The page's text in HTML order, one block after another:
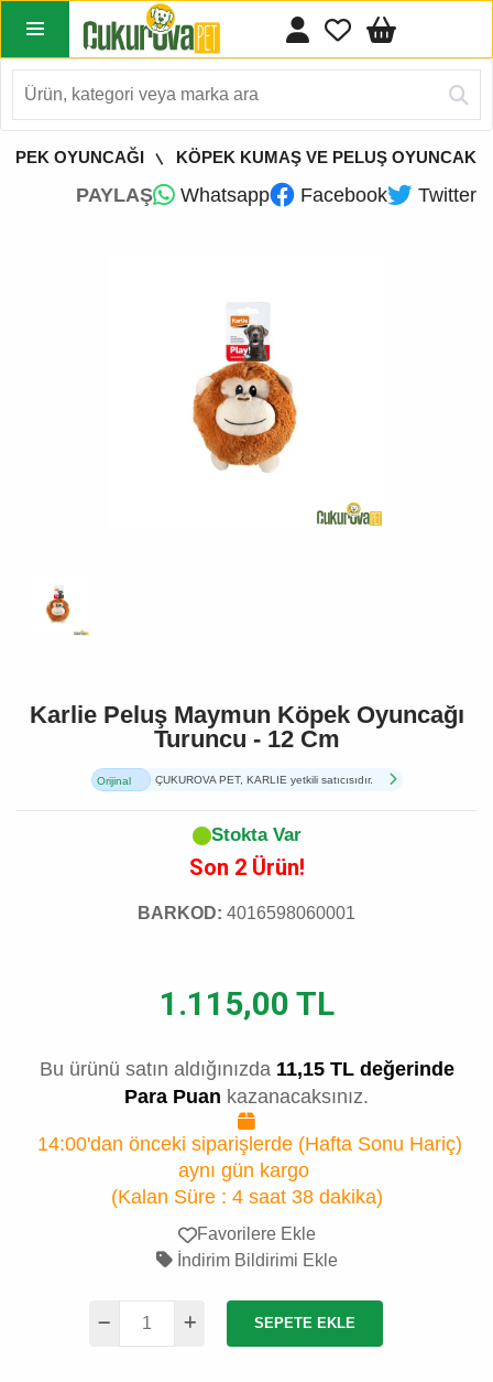
OYUNCAĞI KÖPEK KUMAŞ VE PELUŞ OYUNCAK
PAYLAŞ Whatsapp Facebook Twitter
Karlie Peluş Maymun Köpek Oyuncağı
Turuncu - 12 Cm
Orijinal
ÇUKUROVA PET, KARLIE yetkili satıcısıdır.
Stokta Var
Son 2 Ürün!
BARKOD: 4016598060001
1.115,00 TL
Bu ürünü satın aldığınızda 11,15 TL değerinde
Para Puan kazanacaksınız.
14:00'dan önceki siparişlerde (Hafta Sonu Hariç)
aynı gün kargo
(Kalan Süre : 4 saat 38 dakika)
Favorilere Ekle
İndirim Bildirimi Ekle
SEPETE EKLE